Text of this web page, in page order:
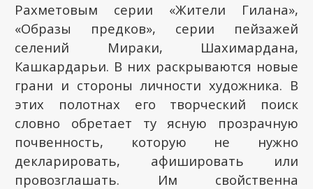
Рахметовым серии «Жители Гилана»,
«Образы предков», серии пейзажей
селений Мираки, Шахимардана,
Кашкардарьи. В них раскрываются новые
грани и стороны личности художника. В
этих полотнах его творческий поиск
словно обретает ту ясную прозрачную
почвенность, которую не нужно
декларировать, афишировать или
провозглашать. Им свойственна